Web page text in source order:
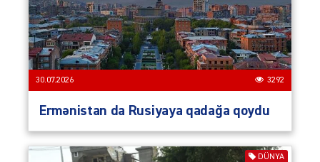
30.07.2026 3292
Ermənistan da Rusiyaya qadağa qoydu
DÜNYA